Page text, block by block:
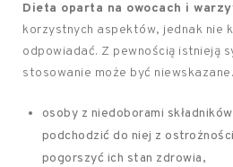
Dieta oparta na owocach i
korzystnych aspektów, jednak nie
odpowiadać. Z pewnością istnieją
stosowanie może być
osoby z niedoborami
podchodzić do niej z
pogorszyć ich stan zdrowia,